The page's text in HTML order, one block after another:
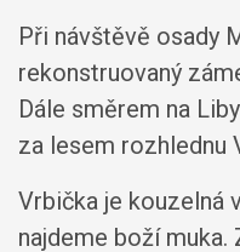
Při návštěvě osady
rekonstruovaný
Dále směrem na
za lesem rozhlednu
Vrbička je kouzelná
najdeme boží